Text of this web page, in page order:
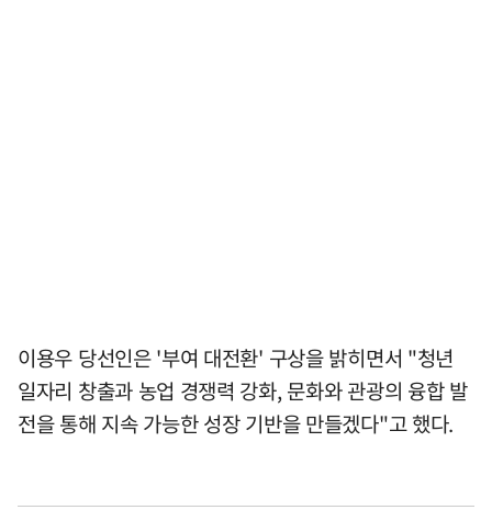
이용우 당선인은 '부여 대전환' 구상을 밝히면서 "청년
일자리 창출과 농업 경쟁력 강화, 문화와 관광의 융합 발
전을 통해 지속 가능한 성장 기반을 만들겠다"고 했다.